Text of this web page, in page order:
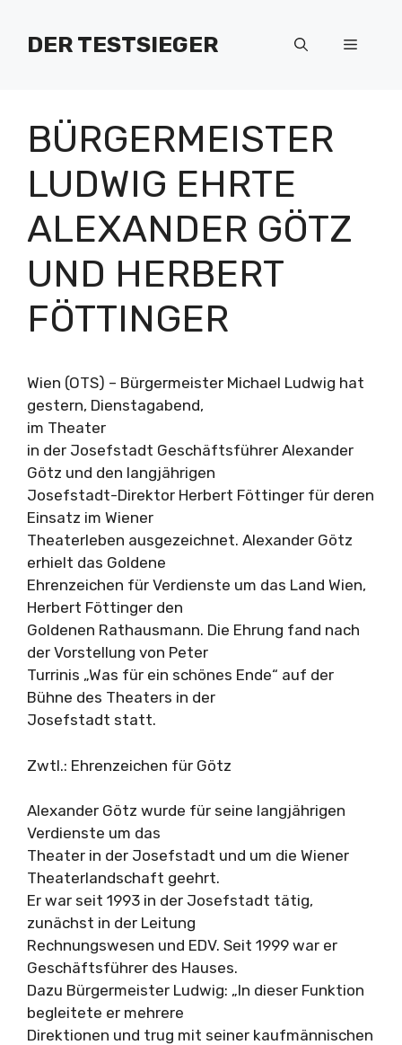
Inhalt
springenDER TESTSIEGER Menü
BÜRGERMEISTER
LUDWIG EHRTE
ALEXANDER GÖTZ
UND HERBERT
FÖTTINGER
Wien (OTS) – Bürgermeister Michael Ludwig hat
gestern, Dienstagabend,
im Theater
in der Josefstadt Geschäftsführer Alexander
Götz und den langjährigen
Josefstadt-Direktor Herbert Föttinger für deren
Einsatz im Wiener
Theaterleben ausgezeichnet. Alexander Götz
erhielt das Goldene
Ehrenzeichen für Verdienste um das Land Wien,
Herbert Föttinger den
Goldenen Rathausmann. Die Ehrung fand nach
der Vorstellung von Peter
Turrinis „Was für ein schönes Ende“ auf der
Bühne des Theaters in der
Josefstadt statt.
Zwtl.: Ehrenzeichen für Götz
Alexander Götz wurde für seine langjährigen
Verdienste um das
Theater in der Josefstadt und um die Wiener
Theaterlandschaft geehrt.
Er war seit 1993 in der Josefstadt tätig,
zunächst in der Leitung
Rechnungswesen und EDV. Seit 1999 war er
Geschäftsführer des Hauses.
Dazu Bürgermeister Ludwig: „In dieser Funktion
begleitete er mehrere
Direktionen und trug mit seiner kaufmännischen